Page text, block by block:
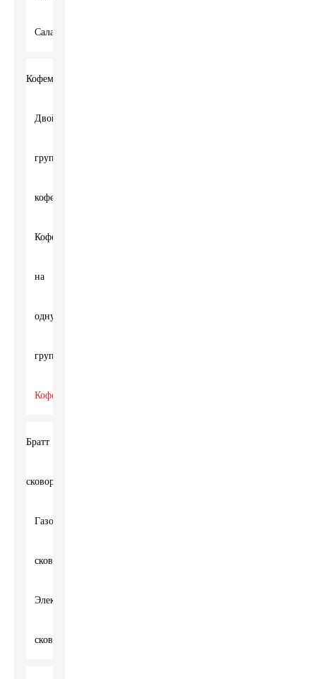
Саламандра
Кофемашина
Двойная
групповая
кофемашина
Кофемашина
на
одну
группу
Кофемолка
Братт
сковорода
Газовая
сковорода
Электрическая
сковорода